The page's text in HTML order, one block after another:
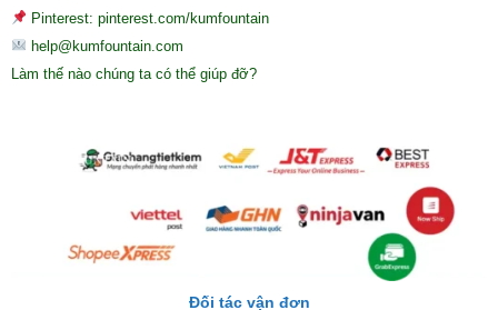
Pinterest: pinterest.com/kumfountain
help@kumfountain.com
Làm thế nào chúng ta có thể giúp đỡ?
Đối tác vận đơn